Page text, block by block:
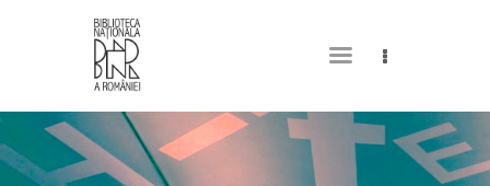
DESPRE NOI